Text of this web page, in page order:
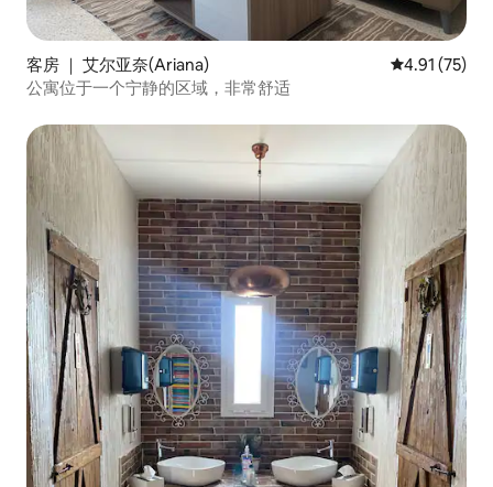
客房 ｜ 艾尔亚奈(Ariana) 平均评分
4.91 (75)
公寓位于一个宁静的区域，非常舒适